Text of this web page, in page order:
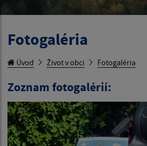
Fotogaléria
Úvod Život v obci Fotogaléria
Zoznam fotogalérií: